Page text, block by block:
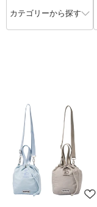
カテゴリーから探す